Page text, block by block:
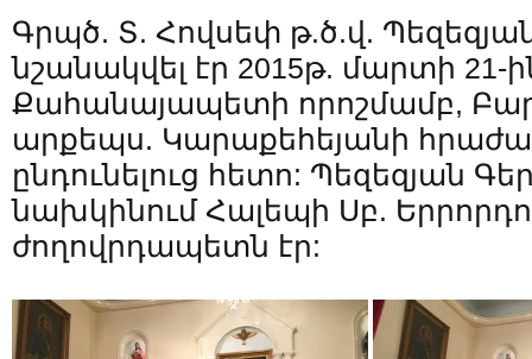
Գրպծ. Տ. Հովսեփ թ.ծ.վ.
նշանակվել էր 2015թ. մարտի 21-
Քահանայապետի որոշմամբ,
արքեպս. Կարաքեհեյանի
ընդունելուց հետո: Պեզեզյան
նախկինում Հալեպի Սբ.
ժողովրդապետն էր: